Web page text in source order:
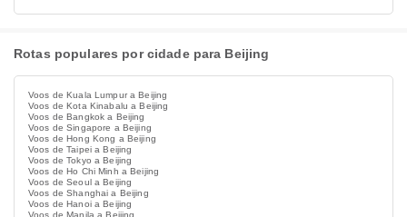
Rotas populares por cidade para Beijing
Voos de Kuala Lumpur a Beijing
Voos de Kota Kinabalu a Beijing
Voos de Bangkok a Beijing
Voos de Singapore a Beijing
Voos de Hong Kong a Beijing
Voos de Taipei a Beijing
Voos de Tokyo a Beijing
Voos de Ho Chi Minh a Beijing
Voos de Seoul a Beijing
Voos de Shanghai a Beijing
Voos de Hanoi a Beijing
Voos de Manila a Beijing